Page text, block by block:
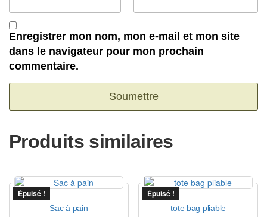
Enregistrer mon nom, mon e-mail et mon site
dans le navigateur pour mon prochain
commentaire.
Produits similaires
Épuisé !
Sac à pain
Épuisé !
tote bag pliable